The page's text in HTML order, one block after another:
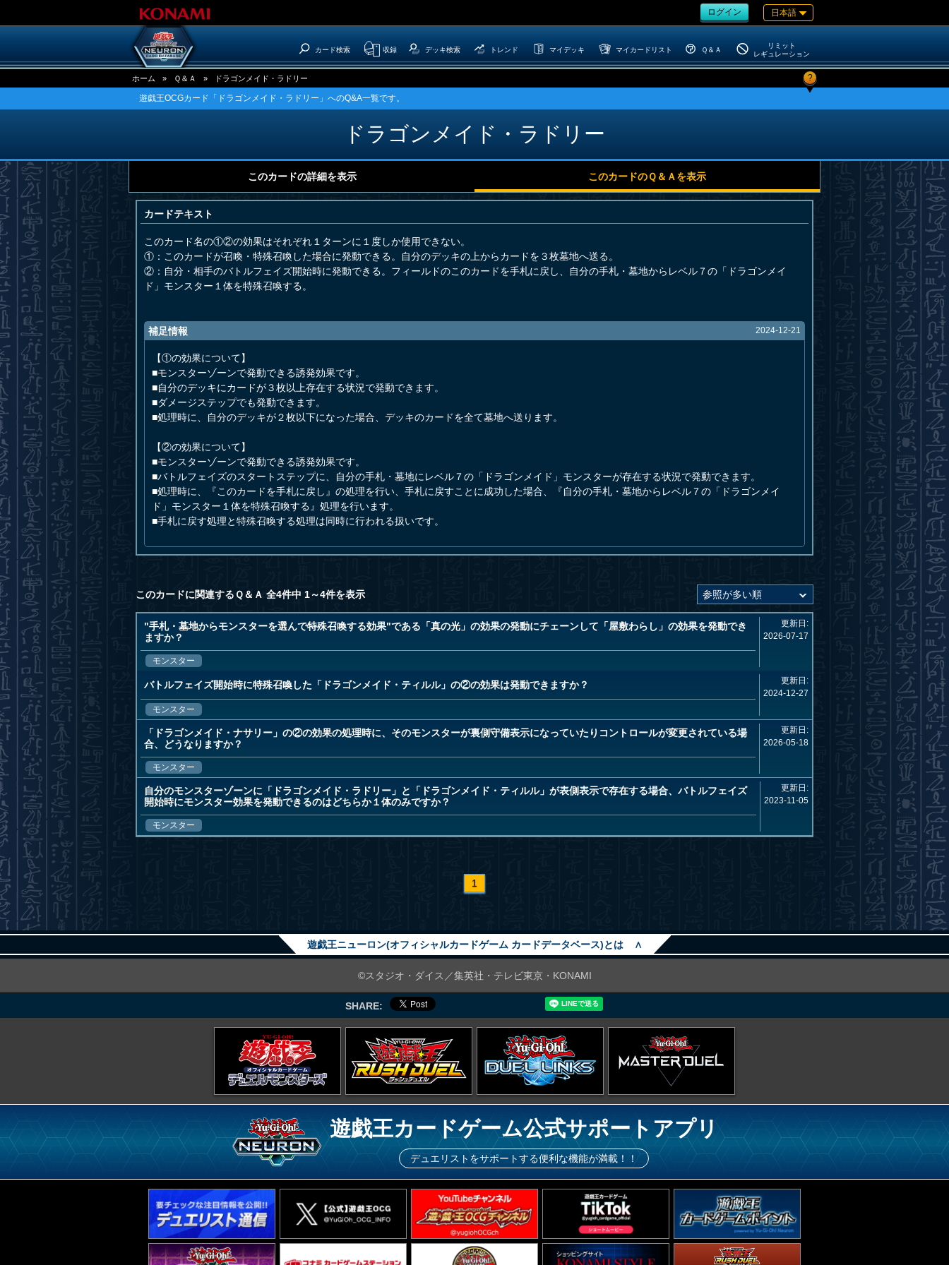
ログイン 日本語
カード検索 収録 デッキ検索 トレンド マイデッキ マイカードリスト Ｑ＆Ａ
リミット
レギュレーション
ホーム » Ｑ＆Ａ » ドラゴンメイド・ラドリー ?
遊戯王OCGカード「ドラゴンメイド・ラドリー」へのQ&A一覧です。
ドラゴンメイド・ラドリー
このカードの詳細を表示 このカードのＱ＆Ａを表示
カードテキスト
このカード名の①②の効果はそれぞれ１ターンに１度しか使用できない。
①：このカードが召喚・特殊召喚した場合に発動できる。自分のデッキの上からカードを３枚墓地へ送る。
②：自分・相手のバトルフェイズ開始時に発動できる。フィールドのこのカードを手札に戻し、自分の手札・墓地からレベル７の「ドラゴンメイ
ド」モンスター１体を特殊召喚する。
補足情報 2024-12-21
【①の効果について】
■モンスターゾーンで発動できる誘発効果です。
■自分のデッキにカードが３枚以上存在する状況で発動できます。
■ダメージステップでも発動できます。
■処理時に、自分のデッキが２枚以下になった場合、デッキのカードを全て墓地へ送ります。
【②の効果について】
■モンスターゾーンで発動できる誘発効果です。
■バトルフェイズのスタートステップに、自分の手札・墓地にレベル７の「ドラゴンメイド」モンスターが存在する状況で発動できます。
■処理時に、『このカードを手札に戻し』の処理を行い、手札に戻すことに成功した場合、『自分の手札・墓地からレベル７の「ドラゴンメイ
ド」モンスター１体を特殊召喚する』処理を行います。
■手札に戻す処理と特殊召喚する処理は同時に行われる扱いです。
このカードに関連するＱ＆Ａ 全4件中 1～4件を表示
"手札・墓地からモンスターを選んで特殊召喚する効果"である「真の光」の効果の発動にチェーンして「屋敷わらし」の効果を発動でき
ますか？
モンスター
更新日:
2026-07-17
バトルフェイズ開始時に特殊召喚した「ドラゴンメイド・ティルル」の②の効果は発動できますか？
モンスター
更新日:
2024-12-27
「ドラゴンメイド・ナサリー」の②の効果の処理時に、そのモンスターが裏側守備表示になっていたりコントロールが変更されている場
合、どうなりますか？
モンスター
更新日:
2026-05-18
自分のモンスターゾーンに「ドラゴンメイド・ラドリー」と「ドラゴンメイド・ティルル」が表側表示で存在する場合、バトルフェイズ
開始時にモンスター効果を発動できるのはどちらか１体のみですか？
モンスター
更新日:
2023-11-05
1
遊戯王ニューロン(オフィシャルカードゲーム カードデータベース)とは ∧
©スタジオ・ダイス／集英社・テレビ東京・KONAMI
SHARE:
遊戯王カードゲーム公式サポートアプリ
デュエリストをサポートする便利な機能が満載！！